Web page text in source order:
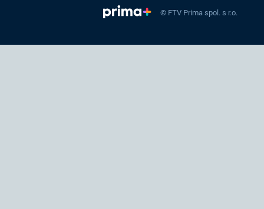
© FTV Prima spol. s r.o.